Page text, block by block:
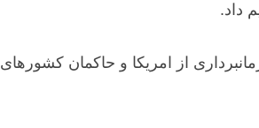
داد.
از امریکا و حاکمان